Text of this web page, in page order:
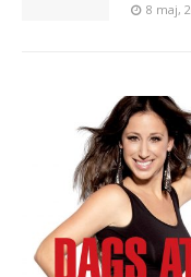
8 maj,